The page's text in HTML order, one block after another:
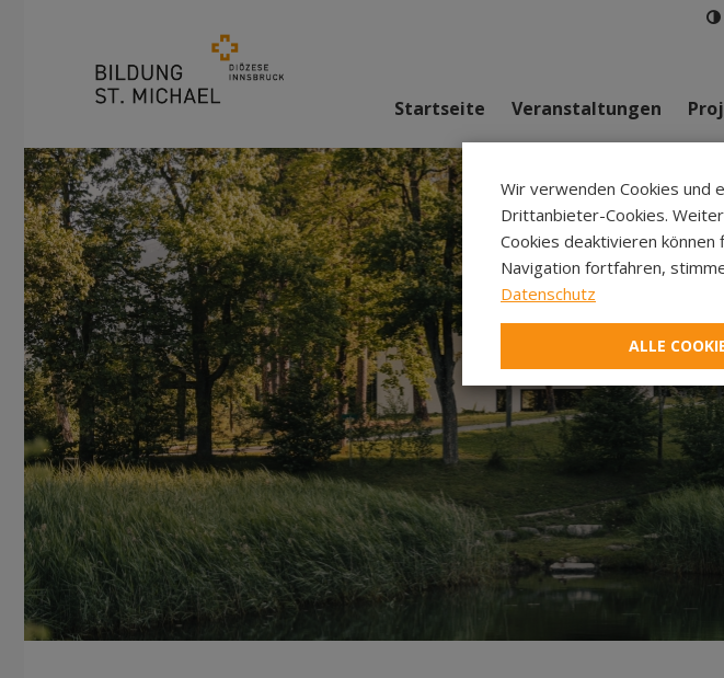
Startseite Veranstaltungen
Wir verwenden Cookies und
Drittanbieter-Cookies.
Cookies deaktivieren können
Navigation fortfahren,
Datenschutz
ALLE